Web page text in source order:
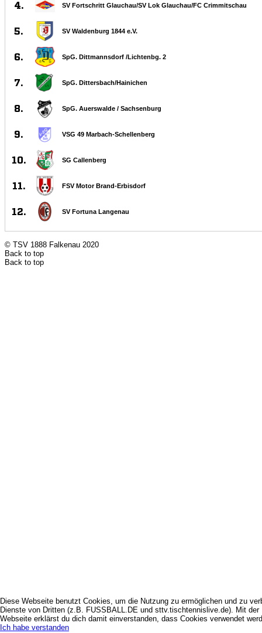
© TSV 1888 Falkenau 2020
Back to top
Back to top
Diese Webseite benutzt Cookies, um die Nutzung zu ermöglichen und zu
Dienste von Dritten (z.B. FUSSBALL.DE und sttv.tischtennislive.de). Mit der
Webseite erklärst du dich damit einverstanden, dass Cookies verwendet
Ich habe verstanden